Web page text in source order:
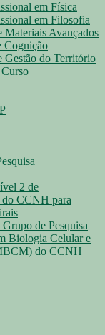
em Física
em Filosofia
Materiais Avançados
Cognição
Gestão do Território
2 de
do CCNH para
de Pesquisa
Biologia Celular e
do CCNH